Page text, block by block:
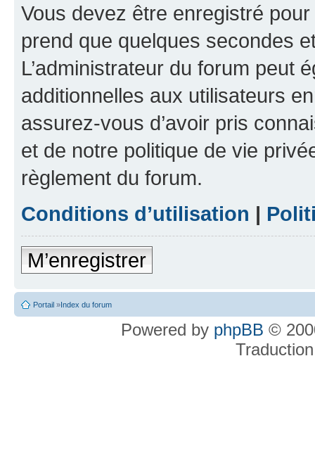
Vous devez être enregistré
prend que quelques secondes
L’administrateur du forum peut
additionnelles aux utilisateurs
assurez-vous d’avoir pris
et de notre politique de vie
règlement du forum.
Conditions d’utilisation |
M’enregistrer
Portail »Index du forum
Powered by phpBB ©